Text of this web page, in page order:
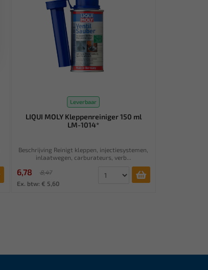
Leverbaar
LIQUI MOLY Kleppenreiniger 150 ml
LM-1014*
Beschrijving Reinigt kleppen, injectiesystemen,
inlaatwegen, carburateurs, verb...
6,78
8,47
Ex. btw: € 5,60